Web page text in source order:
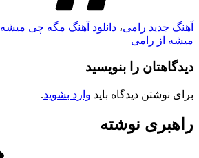
آهنگ جدید رامی، دانلود آهنگ مگه چی میشه
میشه از رامی
دیدگاهتان را بنویسید
برای نوشتن دیدگاه باید وارد بشوید.
راهبری نوشته